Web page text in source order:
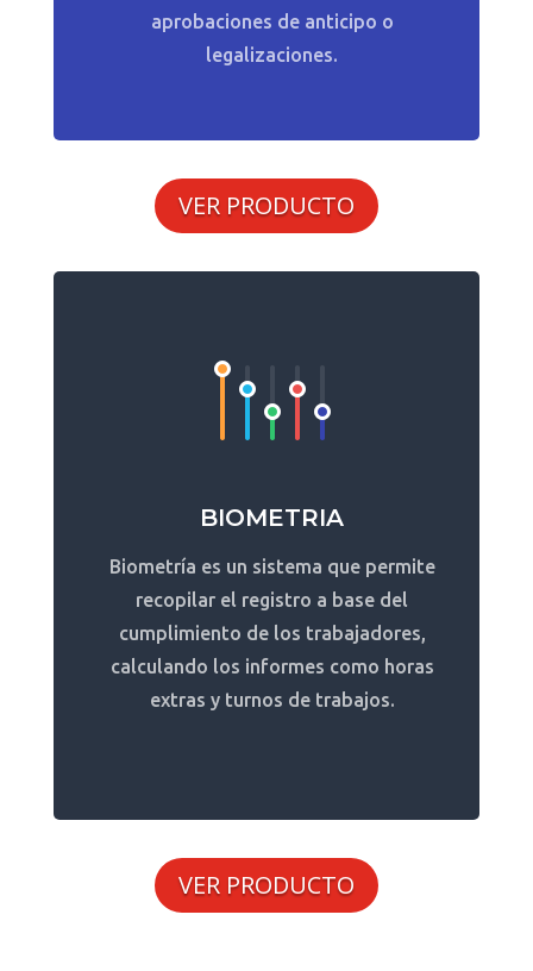
aprobaciones de anticipo o
legalizaciones.
VER PRODUCTO
BIOMETRIA
Biometría es un sistema que permite
recopilar el registro a base del
cumplimiento de los trabajadores,
calculando los informes como horas
extras y turnos de trabajos.
VER PRODUCTO